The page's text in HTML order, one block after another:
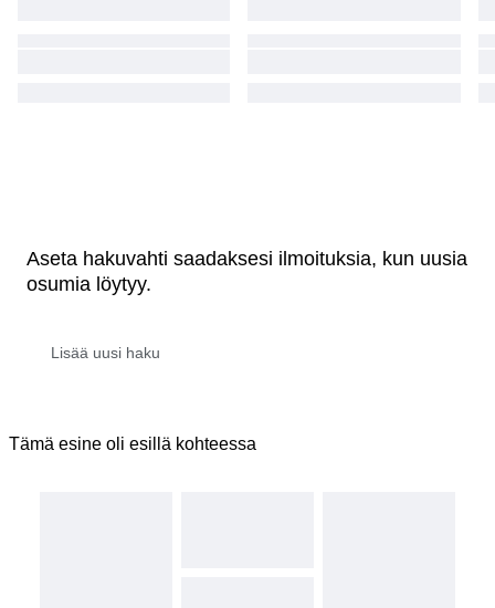
Aseta hakuvahti saadaksesi ilmoituksia, kun uusia
osumia löytyy.
Tämä esine oli esillä kohteessa